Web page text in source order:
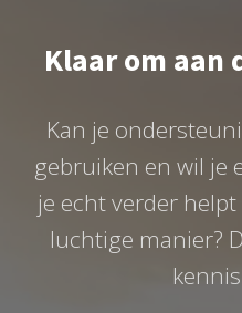
Klaar om aan
Kan je
gebruiken en wil je
je echt verder
luchtige manier?